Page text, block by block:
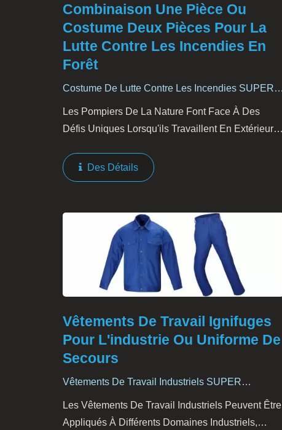
Combinaison Une Pièce Ou
Costume Deux Pièces Pour La
Lutte Contre Les Incendies En
Forêt
Costume De Lutte Contre Les Incendies SUPER
Les Pompiers De La Nature Font Face À Des
Défis Uniques Lorsqu'ils Travaillent En Extérieur
Broussailles. Dans De Tels Environnements
Exigeants, Les Vêtements...
Des Détails
Vêtements De Travail Ignifuges
Pour L'industrie Ou Uniforme De
Secours
Vêtements De Travail Industriels SUPER
Les Vêtements De Travail Industriels Peuvent Être
Appliqués À Différents Domaines Industriels,